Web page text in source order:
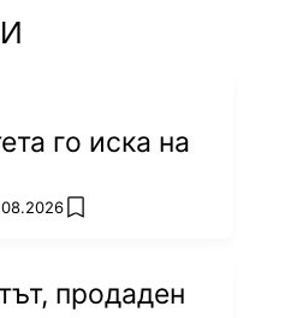
го иска на
add favorites
продаден